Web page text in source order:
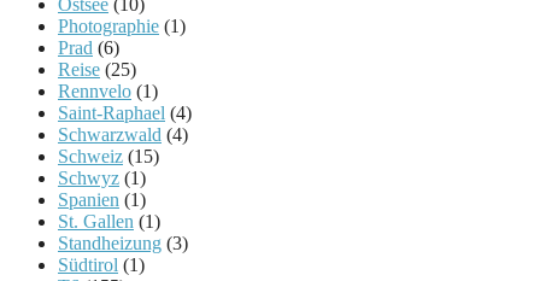
Photographie (1)
Prad (6)
Reise (25)
Rennvelo (1)
Saint-Raphael (4)
Schwarzwald (4)
Schweiz (15)
Schwyz (1)
Spanien (1)
St. Gallen (1)
Standheizung (3)
Südtirol (1)